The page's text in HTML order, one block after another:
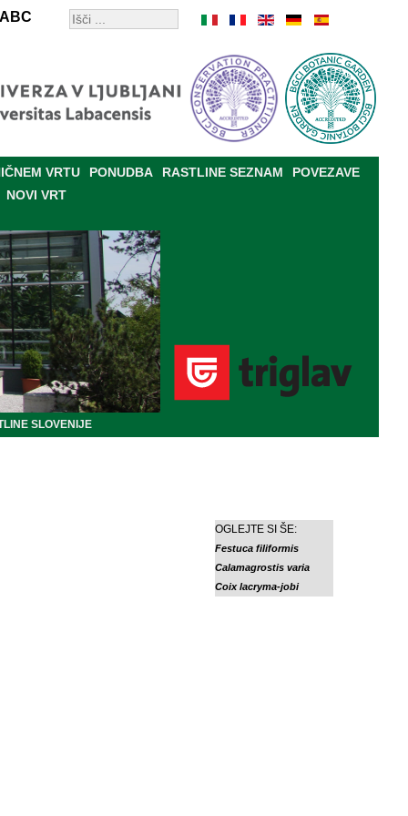
ABC
VRTU PONUDBA RASTLINE SEZNAM
POVEZAVE
NOVI VRT
SLOVENIJE
OGLEJTE SI ŠE:
Festuca filiformis
Calamagrostis varia
Coix lacryma-jobi